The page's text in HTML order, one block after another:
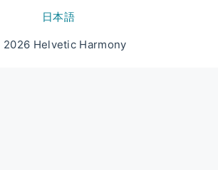
日本語
Helvetic Harmony